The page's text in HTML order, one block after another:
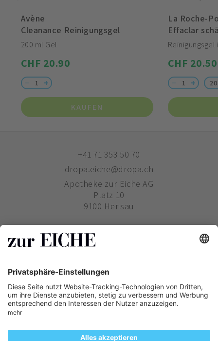
Avène
Cleanance Reinigungsgel
200 ml Gel
CHF 20.90
KAUFEN
La Roche-
Effaclar
Reinigungsgel
CHF 20.50
+41 71 353 50 70
dropa.eiche@dropa.ch
Apotheke zur Eiche AG
Platz 10
9100 Herisau
ZUR EICHE
PHARMAVERTRIEB